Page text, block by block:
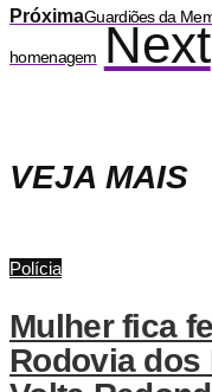
PróximaGuardiões da
homenagem Next
VEJA MAIS
Polícia
Mulher fica
Rodovia dos